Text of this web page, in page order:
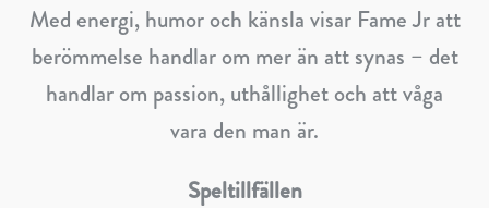
Med energi, humor och känsla visar Fame Jratt
berömmelse handlar om mer än att synas – det
handlar om passion, uthållighet och att våga
vara den man är.
Speltillfällen